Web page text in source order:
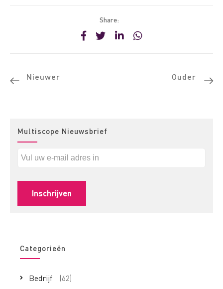
Share:
Nieuwer Ouder
Multiscope Nieuwsbrief
Categorieën
Bedrijf
(62)